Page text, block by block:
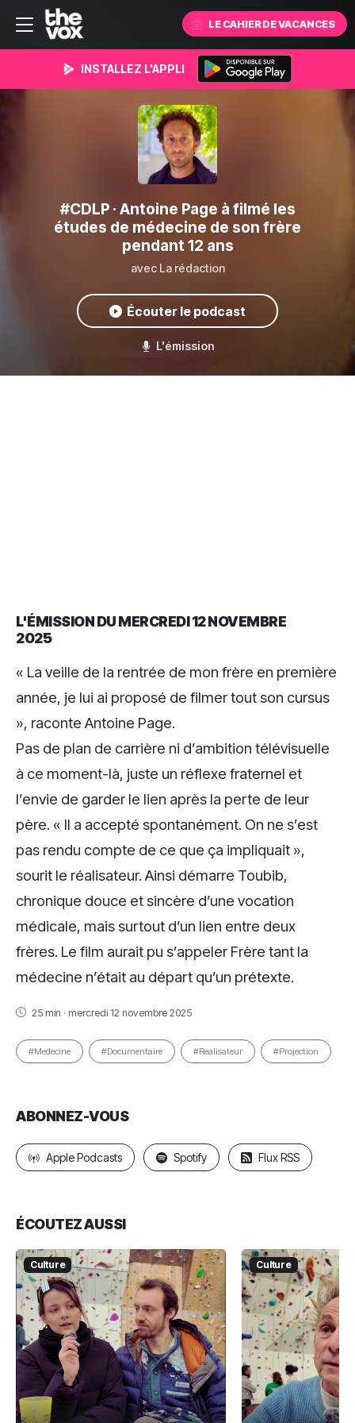
LE CAHIER DE VACANCES
INSTALLEZ L'APPLI
#CDLP· Antoine Page à filmé les
études de médecine de son frère
pendant 12 ans
avec La rédaction
Écouter le podcast
L'émission
L'ÉMISSION DU MERCREDI 12 NOVEMBRE
2025
« La veille de la rentrée de mon frère en première
année, je lui ai proposé de filmer tout son cursus
», raconte Antoine Page.
Pas de plan de carrière ni d’ambition télévisuelle
à ce moment-là, juste un réflexe fraternel et
l’envie de garder le lien après la perte de leur
père. « Il a accepté spontanément. On ne s’est
pas rendu compte de ce que ça impliquait »,
sourit le réalisateur. Ainsi démarre Toubib,
chronique douce et sincère d’une vocation
médicale, mais surtout d’un lien entre deux
frères. Le film aurait pu s’appeler Frère tant la
médecine n’était au départ qu’un prétexte.
25 min · mercredi 12 novembre 2025
#Medecine #Documentaire #Realisateur #Projection
ABONNEZ-VOUS
Apple Podcasts Spotify Flux RSS
ÉCOUTEZ AUSSI
Culture Culture